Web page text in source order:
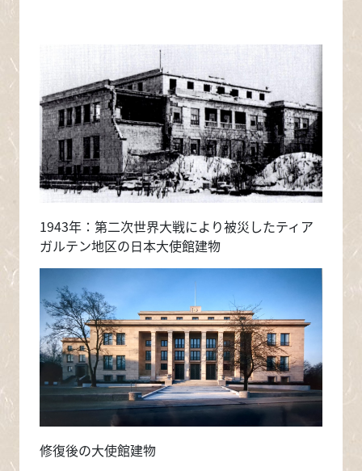
1943年：第二次世界大戦により被災したティア
ガルテン地区の日本大使館建物
修復後の大使館建物